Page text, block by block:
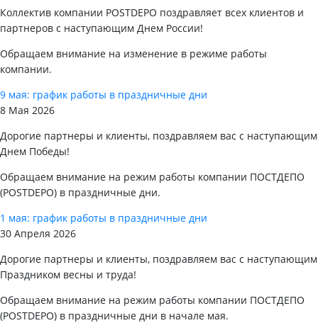
Коллектив компании POSTDEPO поздравляет всех клиентов и
партнеров с наступающим Днем России!
Обращаем внимание на изменение в режиме работы
компании.
9 мая: график работы в праздничные дни
8 Мая 2026
Дорогие партнеры и клиенты, поздравляем вас с наступающим
Днем Победы!
Обращаем внимание на режим работы компании ПОСТДЕПО
(POSTDEPO) в праздничные дни.
1 мая: график работы в праздничные дни
30 Апреля 2026
Дорогие партнеры и клиенты, поздравляем вас с наступающим
Праздником весны и труда!
Обращаем внимание на режим работы компании ПОСТДЕПО
(POSTDEPO) в праздничные дни в начале мая.